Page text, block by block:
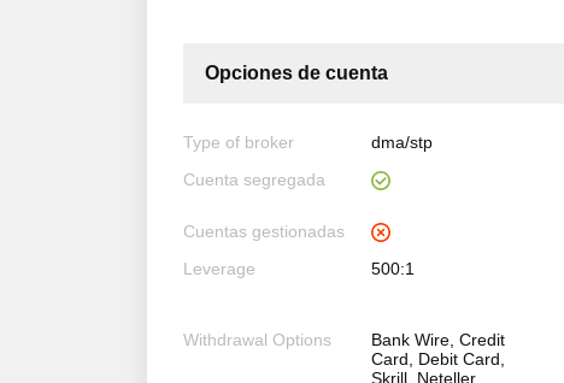
Opciones de cuenta
Type of broker dma/stp
Cuenta segregada
Cuentas gestionadas
Leverage
500:1
Withdrawal Options
Bank Wire, Credit
Card, Debit Card,
Skrill, Neteller